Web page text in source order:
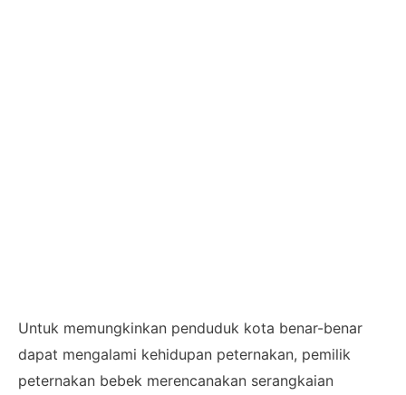
Untuk memungkinkan penduduk kota benar-benar
dapat mengalami kehidupan peternakan, pemilik
peternakan bebek merencanakan serangkaian